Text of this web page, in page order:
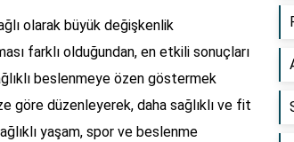
olarak büyük değişkenlik
farklı olduğundan, en etkili sonuçları
beslenmeye özen göstermek
göre düzenleyerek, daha sağlıklı ve fit
yaşam, spor ve beslenme